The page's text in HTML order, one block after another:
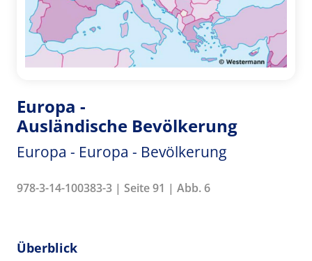
Europa -
Ausländische Bevölkerung
Europa - Europa - Bevölkerung
978-3-14-100383-3 | Seite 91 | Abb. 6
Überblick